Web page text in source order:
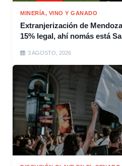
MINERÍA, VINO Y GANADO
Extranjerización de
15% legal, ahí nomás está
3 AGOSTO, 2026